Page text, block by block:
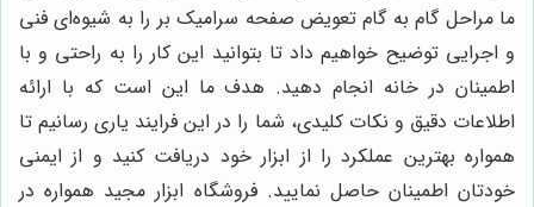
ما مراحل گام به گام تعویض صفحه سرامیک بر را به شیوه‌ای فنی
و اجرایی توضیح خواهیم داد تا بتوانید این کار را به راحتی و با
اطمینان در خانه انجام دهید. هدف ما این است که با ارائه
اطلاعات دقیق و نکات کلیدی، شما را در این فرایند یاری رسانیم تا
همواره بهترین عملکرد را از ابزار خود دریافت کنید و از ایمنی
خودتان اطمینان حاصل نمایید. فروشگاه ابزار مجید همواره در